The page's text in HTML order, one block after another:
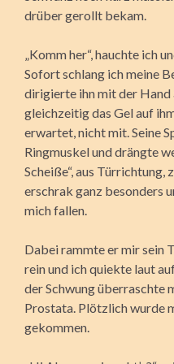
drüber gerollt bekam.
„Komm her“, hauchte ich
Sofort schlang ich meine
dirigierte ihn mit der
gleichzeitig das Gel auf
erwartet, nicht mit. Seine
Ringmuskel und drängte
Scheiße“, aus
erschrak ganz besonders
mich fallen.
Dabei rammte er mir sein
rein und ich quiekte laut
der Schwung überraschte
Prostata. Plötzlich wurde
gekommen.